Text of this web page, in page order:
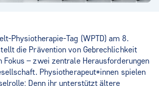
Physiotherapie-Tag (WPTD) am 8.
die Prävention von Gebrechlichkeit
Fokus – zwei zentrale Herausforderungen
Physiotherapeut*innen spielen
Denn ihr unterstützt ältere